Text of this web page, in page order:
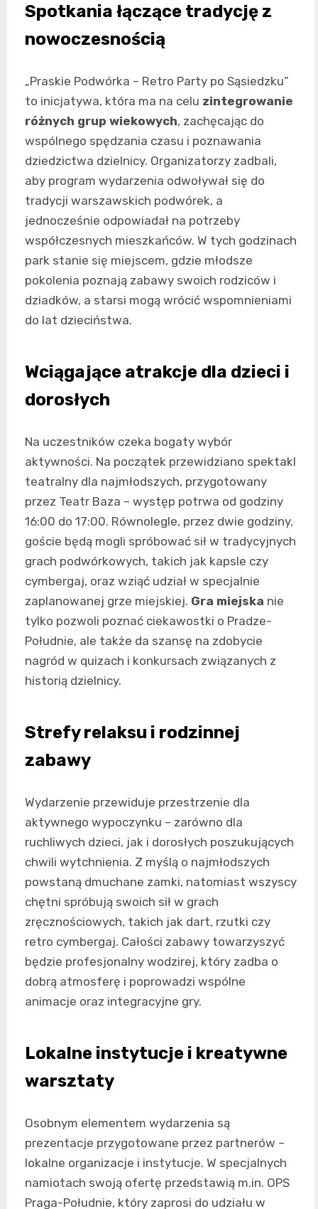
Spotkania łączące tradycję z
nowoczesnością
„Praskie Podwórka – Retro Party po Sąsiedzku”
to inicjatywa, która ma na celu zintegrowanie
różnych grup wiekowych, zachęcając do
wspólnego spędzania czasu i poznawania
dziedzictwa dzielnicy. Organizatorzy zadbali,
aby program wydarzenia odwoływał się do
tradycji warszawskich podwórek, a
jednocześnie odpowiadał na potrzeby
współczesnych mieszkańców. W tych godzinach
park stanie się miejscem, gdzie młodsze
pokolenia poznają zabawy swoich rodziców i
dziadków, a starsi mogą wrócić wspomnieniami
do lat dzieciństwa.
Wciągające atrakcje dla dzieci i
dorosłych
Na uczestników czeka bogaty wybór
aktywności. Na początek przewidziano spektakl
teatralny dla najmłodszych, przygotowany
przez Teatr Baza – występ potrwa od godziny
16:00 do 17:00. Równolegle, przez dwie godziny,
goście będą mogli spróbować sił w tradycyjnych
grach podwórkowych, takich jak kapsle czy
cymbergaj, oraz wziąć udział w specjalnie
zaplanowanej grze miejskiej. Gra miejska nie
tylko pozwoli poznać ciekawostki o Pradze-
Południe, ale także da szansę na zdobycie
nagród w quizach i konkursach związanych z
historią dzielnicy.
Strefy relaksu i rodzinnej
zabawy
Wydarzenie przewiduje przestrzenie dla
aktywnego wypoczynku – zarówno dla
ruchliwych dzieci, jak i dorosłych poszukujących
chwili wytchnienia. Z myślą o najmłodszych
powstaną dmuchane zamki, natomiast wszyscy
chętni spróbują swoich sił w grach
zręcznościowych, takich jak dart, rzutki czy
retro cymbergaj. Całości zabawy towarzyszyć
będzie profesjonalny wodzirej, który zadba o
dobrą atmosferę i poprowadzi wspólne
animacje oraz integracyjne gry.
Lokalne instytucje i kreatywne
warsztaty
Osobnym elementem wydarzenia są
prezentacje przygotowane przez partnerów –
lokalne organizacje i instytucje. W specjalnych
namiotach swoją ofertę przedstawią m.in. OPS
Praga-Południe, który zaprosi do udziału w